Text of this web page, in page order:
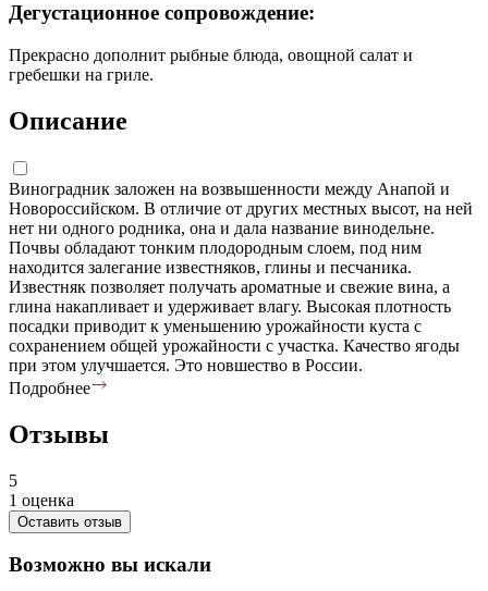
Дегустационное сопровождение:
Прекрасно дополнит рыбные блюда, овощной салат и
гребешки на гриле.
Описание
Виноградник заложен на возвышенности между Анапой и
Новороссийском. В отличие от других местных высот, на ней
нет ни одного родника, она и дала название винодельне.
Почвы обладают тонким плодородным слоем, под ним
находится залегание известняков, глины и песчаника.
Известняк позволяет получать ароматные и свежие вина, а
глина накапливает и удерживает влагу. Высокая плотность
посадки приводит к уменьшению урожайности куста с
сохранением общей урожайности с участка. Качество ягоды
при этом улучшается. Это новшество в России.
Подробнее
Отзывы
5
1 оценка
Оставить отзыв
Возможно вы искали